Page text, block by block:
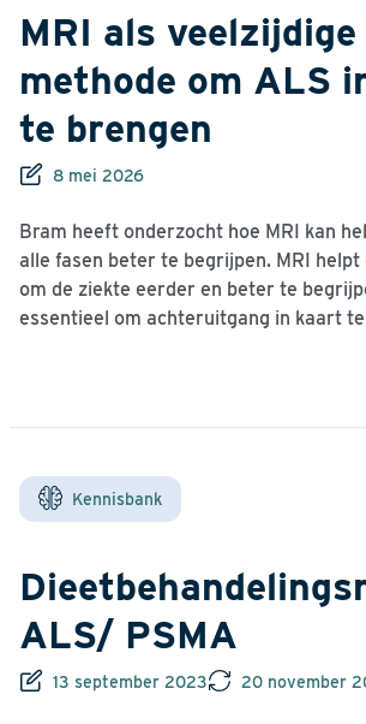
MRI als veelzijdige
methode om ALS
te brengen
8 mei 2026
Bram heeft onderzocht hoe MRI kan
alle fasen beter te begrijpen. MRI helpt
om de ziekte eerder en beter te
essentieel om achteruitgang in kaart
Kennisbank
ALS/ PSMA
13 september 2023 20 november